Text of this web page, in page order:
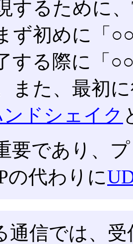
するために
ず初めに「
する際に「
また、最初
ドシェイク
要であり、
の代わりに
通信では、